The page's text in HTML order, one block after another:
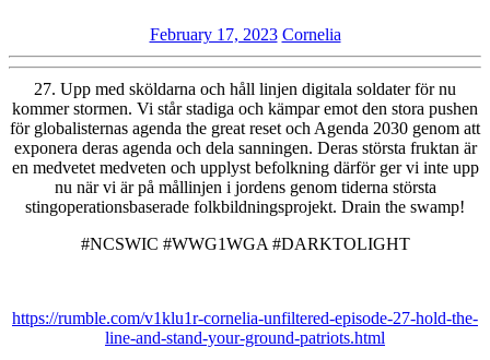
the
line
and
February 17, 2023February
17,
2023
CorneliaCornelia
27. Upp med sköldarna och håll linjen digitala soldater för nu
kommer stormen. Vi står stadiga och kämpar emot den stora pushen
för globalisternas agenda the great reset och Agenda 2030 genom att
exponera deras agenda och dela sanningen. Deras största fruktan är
en medvetet medveten och upplyst befolkning därför ger vi inte upp
nu när vi är på mållinjen i jordens genom tiderna största
stingoperationsbaserade folkbildningsprojekt. Drain the swamp!
#NCSWIC #WWG1WGA #DARKTOLIGHT
https://rumble.com/v1klu1r-cornelia-unfiltered-episode-27-hold-the-
line-and-stand-your-ground-patriots.html